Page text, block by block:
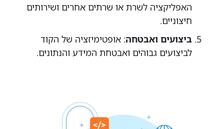
האפליקציה לשרת או שרתים אחרים ושירותים
חיצוניים.
ביצועים ואבטחה: אופטימיזציה של הקוד
לביצועים גבוהים ואבטחת המידע והנתונים.